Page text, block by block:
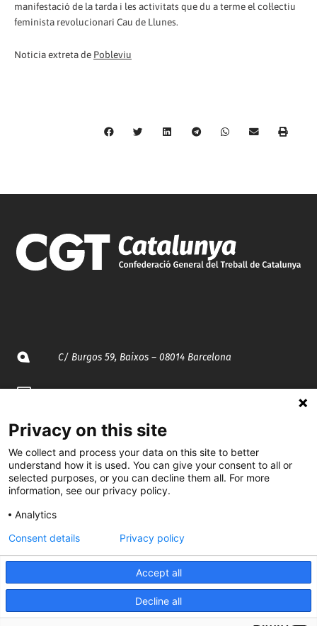
manifestació de la tarda i les activitats que du a terme el col·lectiu
feminista revolucionari Cau de Llunes.
Noticia extreta de Pobleviu
C/ Burgos 59, Baixos – 08014 Barcelona
935 120 481
@CGTCatalunya
cgtcatalunya
Desenvolupat per
Privacy on this site
We collect and process your data on this site to better
understand how it is used. You can give your consent to all or
selected purposes, or you can decline them all. For more
information, see our privacy policy.
Analytics
Accept all
Decline all
Consent details Privacy policy